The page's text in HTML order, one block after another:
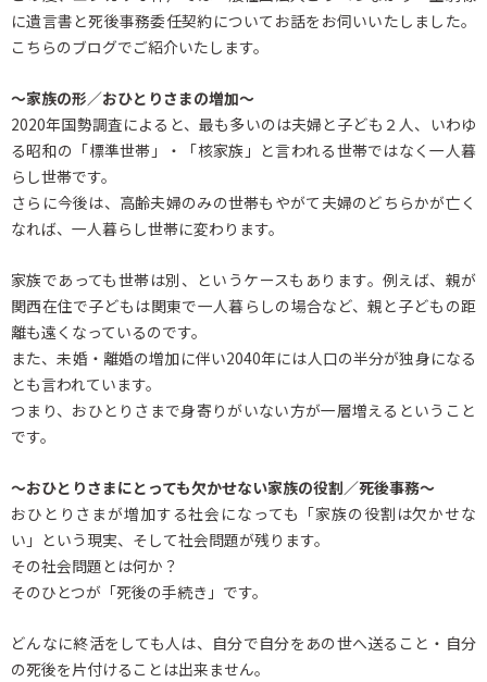
に遺言書と死後事務委任契約についてお話をお伺いいたしました。
こちらのブログでご紹介いたします。
～家族の形／おひとりさまの増加～
2020年国勢調査によると、最も多いのは夫婦と子ども２人、いわゆ
る昭和の「標準世帯」・「核家族」と言われる世帯ではなく一人暮
らし世帯です。
さらに今後は、高齢夫婦のみの世帯もやがて夫婦のどちらかが亡く
なれば、一人暮らし世帯に変わります。
家族であっても世帯は別、というケースもあります。例えば、親が
関西在住で子どもは関東で一人暮らしの場合など、親と子どもの距
離も遠くなっているのです。
また、未婚・離婚の増加に伴い2040年には人口の半分が独身になる
とも言われています。
つまり、おひとりさまで身寄りがいない方が一層増えるということ
です。
～おひとりさまにとっても欠かせない家族の役割／死後事務～
おひとりさまが増加する社会になっても「家族の役割は欠かせな
い」という現実、そして社会問題が残ります。
その社会問題とは何か？
そのひとつが「死後の手続き」です。
どんなに終活をしても人は、自分で自分をあの世へ送ること・自分
の死後を片付けることは出来ません。